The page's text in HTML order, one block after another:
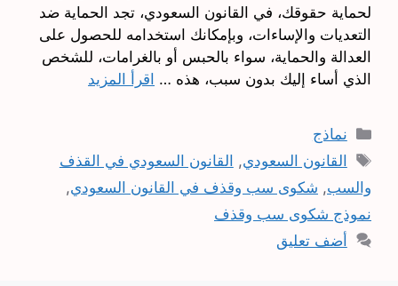
لحماية حقوقك، في القانون السعودي، تجد الحماية ضد
التعديات والإساءات، وبإمكانك استخدامه للحصول على
العدالة والحماية، سواء بالحبس أو بالغرامات، للشخص
الذي أساء إليك بدون سبب، هذه … اقرأ المزيد
التصنيفات
نماذج
الوسوم
القانون السعودي, القانون السعودي في القذف
والسب, شكوى سب وقذف في القانون السعودي,
نموذج شكوى سب وقذف
أضف تعليق